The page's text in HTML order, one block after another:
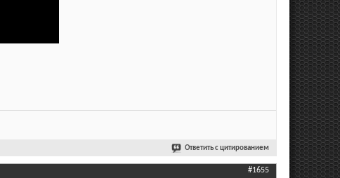
Ответить с цитированием
#1655